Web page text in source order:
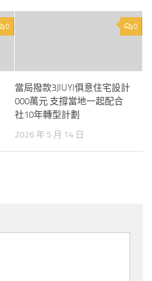
0 0
當局撥款3JIUYI俱意住宅設計
000萬元 支撐當地一起配合
社10年轉型計劃
2026 年 5 月 14 日